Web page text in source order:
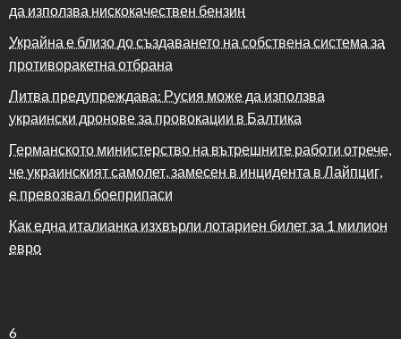
да използва нискокачествен бензин
Украйна е близо до създаването на собствена система за
противоракетна отбрана
Литва предупреждава: Русия може да използва
украински дронове за провокации в Балтика
Германското министерство на вътрешните работи отрече,
че украинският самолет, замесен в инцидента в Лайпциг,
е превозвал боеприпаси
Как една италианка изхвърли лотариен билет за 1 милион
евро
6